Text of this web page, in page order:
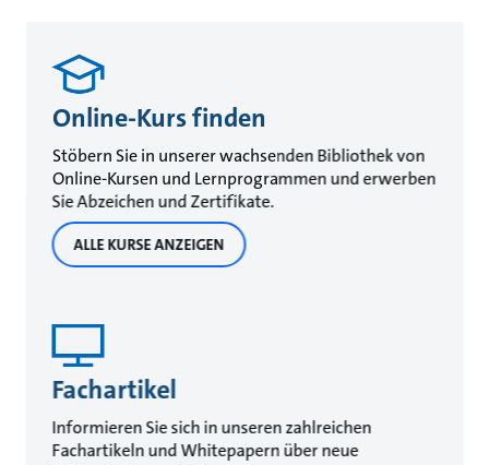
Online-Kurs finden
Stöbern Sie in unserer wachsenden Bibliothek von
Online-Kursen und Lernprogrammen und erwerben
Sie Abzeichen und Zertifikate.
ALLE KURSE ANZEIGEN
Fachartikel
Informieren Sie sich in unseren zahlreichen
Fachartikeln und Whitepapern über neue